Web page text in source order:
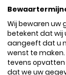
Wij bewaren uw
betekent dat wij
aangeeft dat u
wenst te
tevens opvatten
dat we uw